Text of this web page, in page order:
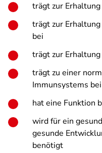
trägt zur
trägt zur
bei
trägt zur
trägt zu einer
Immunsystems bei
hat eine Funktion
wird für ein
gesunde
benötigt